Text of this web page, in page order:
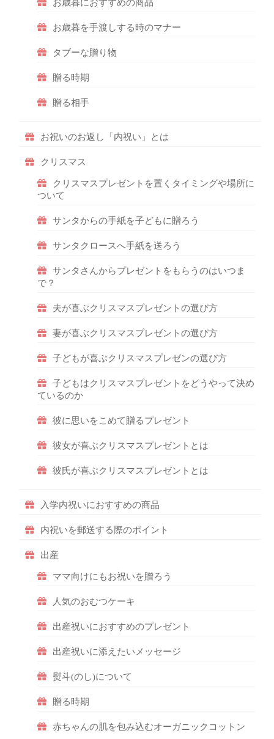
お歳暮におすすめの商品
お歳暮を手渡しする時のマナー
タブーな贈り物
贈る時期
贈る相手
お祝いのお返し「内祝い」とは
クリスマス
クリスマスプレゼントを置くタイミングや場所に
ついて
サンタからの手紙を子どもに贈ろう
サンタクロースへ手紙を送ろう
サンタさんからプレゼントをもらうのはいつま
で？
夫が喜ぶクリスマスプレゼントの選び方
妻が喜ぶクリスマスプレゼントの選び方
子どもが喜ぶクリスマスプレゼンの選び方
子どもはクリスマスプレゼントをどうやって決め
ているのか
彼に思いをこめて贈るプレゼント
彼女が喜ぶクリスマスプレゼントとは
彼氏が喜ぶクリスマスプレゼントとは
入学内祝いにおすすめの商品
内祝いを郵送する際のポイント
出産
ママ向けにもお祝いを贈ろう
人気のおむつケーキ
出産祝いにおすすめのプレゼント
出産祝いに添えたいメッセージ
熨斗(のし)について
贈る時期
赤ちゃんの肌を包み込むオーガニックコットン